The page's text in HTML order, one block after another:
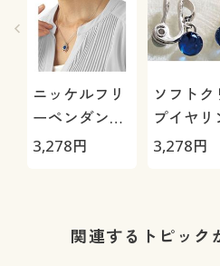
ニッケルフリ
ーペンダント
ブルーアンバ
3,278円
ソフトク
プイヤリ
ブルーア
3,278円
関連するトピック